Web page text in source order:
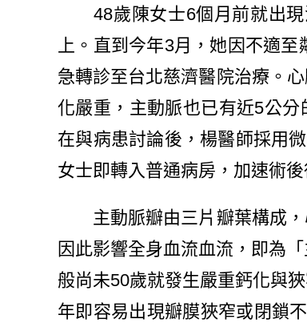
48歲陳女士6個月前就出現
上。直到今年3月，她因不適
急轉診至台北慈濟醫院治療。
化嚴重，主動脈也已有近5公
在與病患討論後，楊醫師採用
女士即轉入普通病房，加速術後
主動脈瓣由三片瓣葉構成，
因此影響全身血流血流，即為
般尚未50歲就發生嚴重鈣化與
年即容易出現瓣膜狹窄或閉鎖